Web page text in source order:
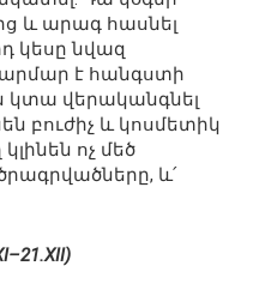
և արագ հասնել
կեսը նվազ
է հանգստի
կտա վերականգնել
բուժիչ և կոսմետիկ
ոչ մեծ
և՛